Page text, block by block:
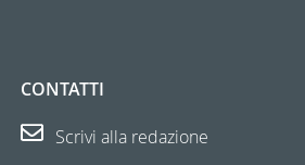
CONTATTI
Scrivi alla redazione